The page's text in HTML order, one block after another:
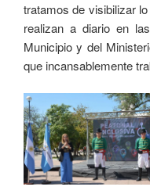
tratamos de visibilizar
realizan a diario en
Municipio y del
que incansablemente